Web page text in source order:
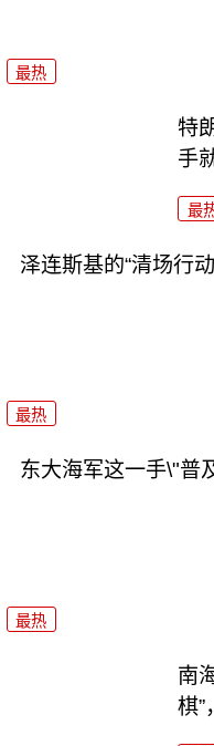
最热
特
手
最
泽连斯基的“清场行
最热
东大海军这一手\"普
最热
南
棋”